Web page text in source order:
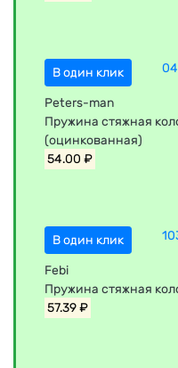
В один клик
Peters-man
Пружина стяжная
(оцинкованная)
54.00 ₽
В один клик
Febi
Пружина стяжная
57.39 ₽